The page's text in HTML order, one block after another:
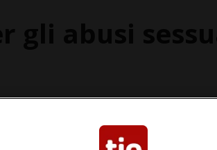
le persone attratte dai